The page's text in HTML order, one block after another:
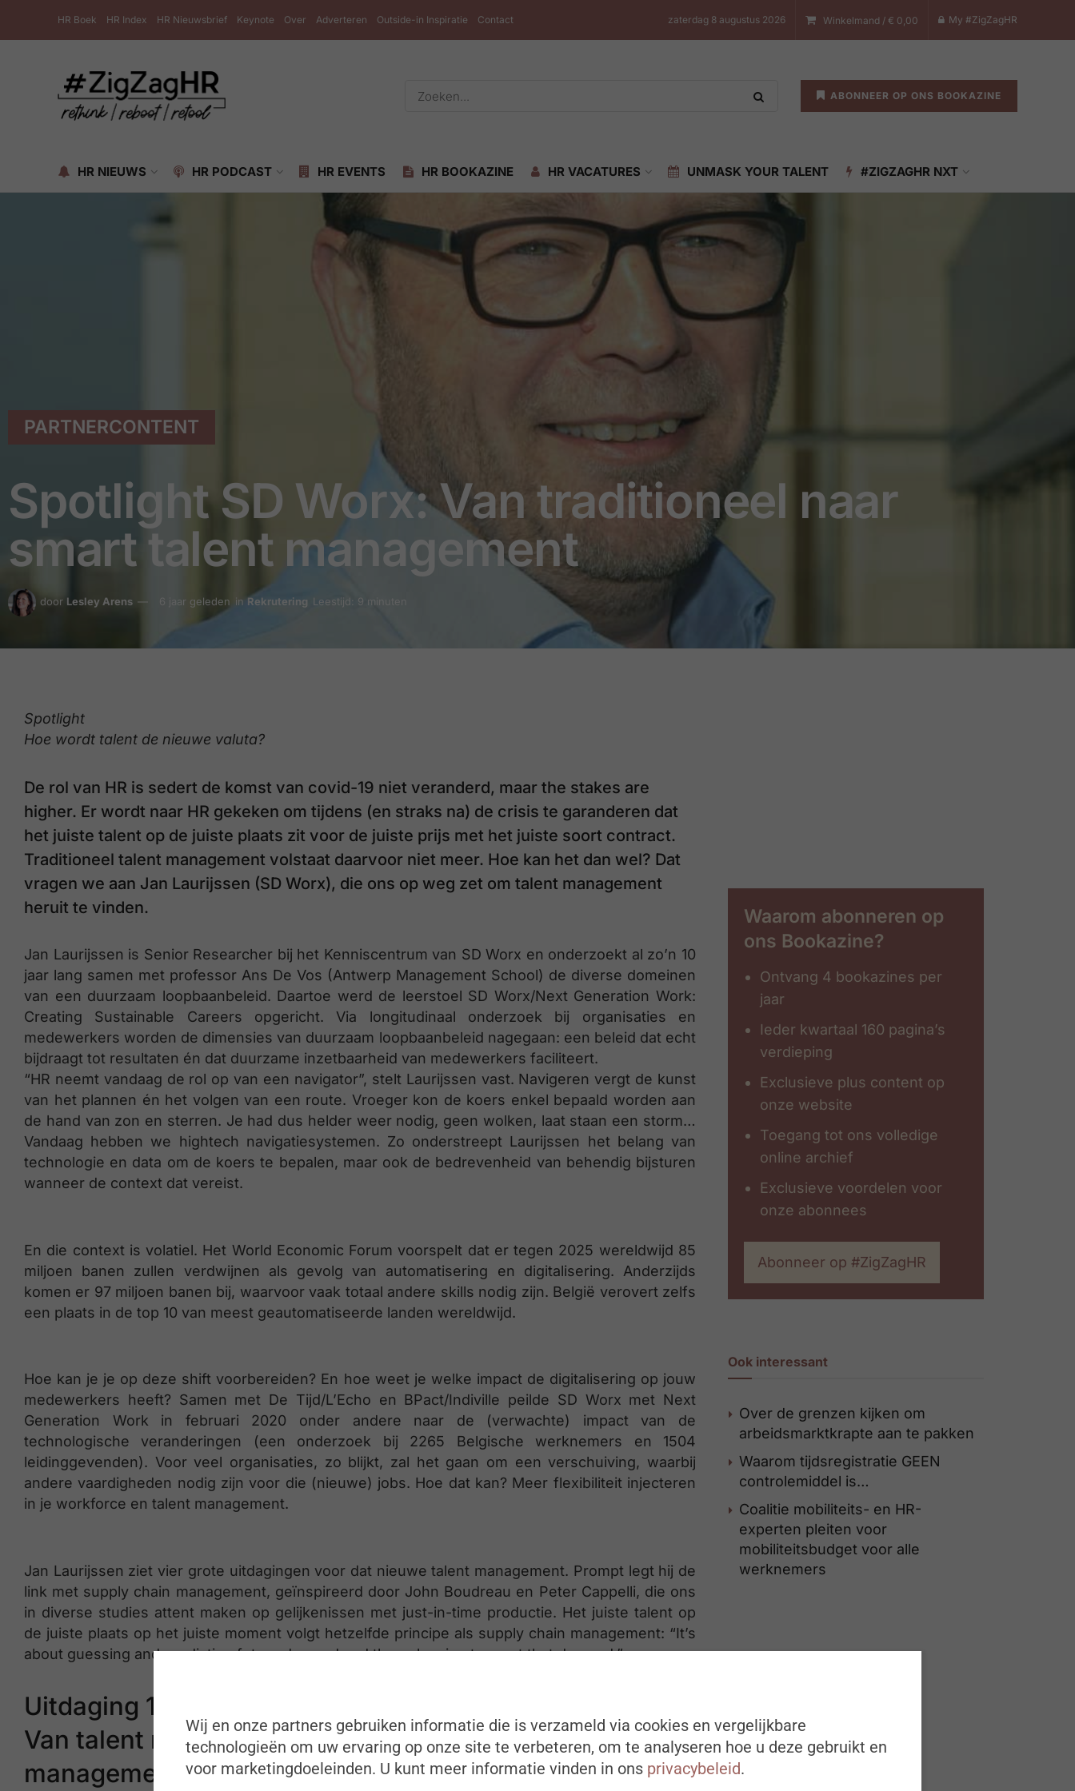
HR Boek HR Index HR Nieuwsbrief Keynote Over Adverteren Outside-in Inspiratie Contact zaterdag 8 augustus 2026 Winkelmand / € 0,00 My #ZigZagHR
ABONNEER OP ONS BOOKAZINE
HR NIEUWS HR PODCAST HR EVENTS HR BOOKAZINE HR VACATURES UNMASK YOUR TALENT #ZIGZAGHR NXT
PARTNERCONTENT
Spotlight SD Worx: Van traditioneel naar
smart talent management
door Lesley Arens 6 jaar geleden in Rekrutering Leestijd: 9 minuten
Spotlight
Hoe wordt talent de nieuwe valuta?
De rol van HR is sedert de komst van covid-19 niet veranderd, maar the stakes are
higher. Er wordt naar HR gekeken om tijdens (en straks na) de crisis te garanderen dat
het juiste talent op de juiste plaats zit voor de juiste prijs met het juiste soort contract.
Traditioneel talent management volstaat daarvoor niet meer. Hoe kan het dan wel? Dat
vragen we aan Jan Laurijssen (SD Worx), die ons op weg zet om talent management
heruit te vinden.
Jan Laurijssen is Senior Researcher bij het Kenniscentrum van SD Worx en onderzoekt al zo’n 10
jaar lang samen met professor Ans De Vos (Antwerp Management School) de diverse domeinen
van een duurzaam loopbaanbeleid. Daartoe werd de leerstoel SD Worx/Next Generation Work:
Creating Sustainable Careers opgericht. Via longitudinaal onderzoek bij organisaties en
medewerkers worden de dimensies van duurzaam loopbaanbeleid nagegaan: een beleid dat echt
bijdraagt tot resultaten én dat duurzame inzetbaarheid van medewerkers faciliteert.
“HR neemt vandaag de rol op van een navigator”, stelt Laurijssen vast. Navigeren vergt de kunst
van het plannen én het volgen van een route. Vroeger kon de koers enkel bepaald worden aan
de hand van zon en sterren. Je had dus helder weer nodig, geen wolken, laat staan een storm…
Vandaag hebben we hightech navigatiesystemen. Zo onderstreept Laurijssen het belang van
technologie en data om de koers te bepalen, maar ook de bedrevenheid van behendig bijsturen
wanneer de context dat vereist.
En die context is volatiel. Het World Economic Forum voorspelt dat er tegen 2025 wereldwijd 85
miljoen banen zullen verdwijnen als gevolg van automatisering en digitalisering. Anderzijds
komen er 97 miljoen banen bij, waarvoor vaak totaal andere skills nodig zijn. België verovert zelfs
een plaats in de top 10 van meest geautomatiseerde landen wereldwijd.
Hoe kan je je op deze shift voorbereiden? En hoe weet je welke impact de digitalisering op jouw
medewerkers heeft? Samen met De Tijd/L’Echo en BPact/Indiville peilde SD Worx met Next
Generation Work in februari 2020 onder andere naar de (verwachte) impact van de
technologische veranderingen (een onderzoek bij 2265 Belgische werknemers en 1504
leidinggevenden). Voor veel organisaties, zo blijkt, zal het gaan om een verschuiving, waarbij
andere vaardigheden nodig zijn voor die (nieuwe) jobs. Hoe dat kan? Meer flexibiliteit injecteren
in je workforce en talent management.
Jan Laurijssen ziet vier grote uitdagingen voor dat nieuwe talent management. Prompt legt hij de
link met supply chain management, geïnspireerd door John Boudreau en Peter Cappelli, die ons
in diverse studies attent maken op gelijkenissen met just-in-time productie. Het juiste talent op
de juiste plaats op het juiste moment volgt hetzelfde principe als supply chain management: “It’s
about guessing and predicting future demand and then planning to meet that demand.”
Uitdaging 1
Van talent management naar talent supply chain
management
Waarom abonneren op
ons Bookazine?
Ontvang 4 bookazines per
jaar
Ieder kwartaal 160 pagina’s
verdieping
Exclusieve plus content op
onze website
Toegang tot ons volledige
online archief
Exclusieve voordelen voor
onze abonnees
Abonneer op #ZigZagHR
Ook interessant
Over de grenzen kijken om
arbeidsmarktkrapte aan te pakken
Waarom tijdsregistratie GEEN
controlemiddel is…
Coalitie mobiliteits- en HR-
experten pleiten voor
mobiliteitsbudget voor alle
werknemers
Wij en onze partners gebruiken informatie die is verzameld via cookies en vergelijkbare
technologieën om uw ervaring op onze site te verbeteren, om te analyseren hoe u deze gebruikt en
voor marketingdoeleinden. U kunt meer informatie vinden in ons privacybeleid.